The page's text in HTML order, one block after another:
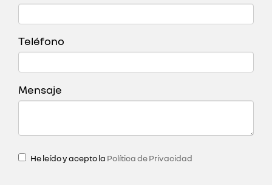
Teléfono
Mensaje
He leído y acepto la Política de Privacidad